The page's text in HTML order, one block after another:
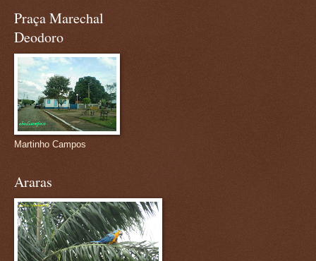
Praça Marechal
Deodoro
Martinho Campos
Araras